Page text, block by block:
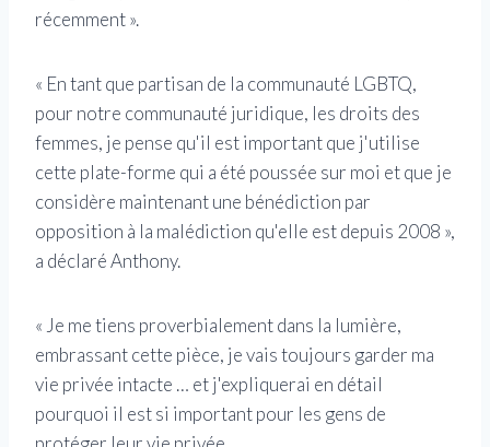
récemment ».
« En tant que partisan de la communauté LGBTQ,
pour notre communauté juridique, les droits des
femmes, je pense qu'il est important que j'utilise
cette plate-forme qui a été poussée sur moi et que je
considère maintenant une bénédiction par
opposition à la malédiction qu'elle est depuis 2008 »,
a déclaré Anthony.
« Je me tiens proverbialement dans la lumière,
embrassant cette pièce, je vais toujours garder ma
vie privée intacte … et j'expliquerai en détail
pourquoi il est si important pour les gens de